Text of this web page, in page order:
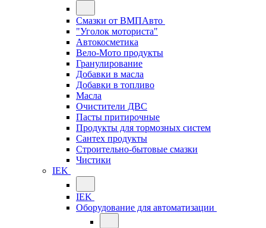
Смазки от ВМПАвто
"Уголок моториста"
Автокосметика
Вело-Мото продукты
Гранулирование
Добавки в масла
Добавки в топливо
Масла
Очистители ДВС
Пасты притирочные
Продукты для тормозных систем
Сантех продукты
Строительно-бытовые смазки
Чистики
IEK
IEK
Оборудование для автоматизации